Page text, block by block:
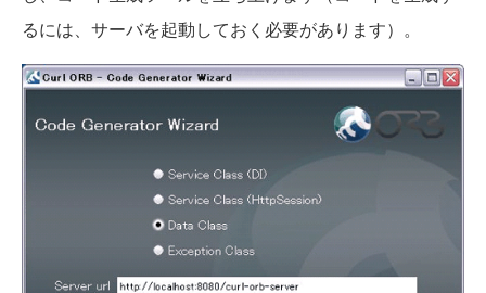
るには、サーバを起動しておく必要があります）。